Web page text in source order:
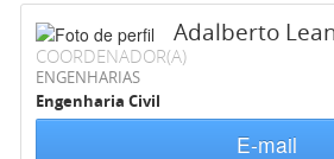
Adalberto
COORDENADOR(A)
ENGENHARIAS
Engenharia Civil
E-mail